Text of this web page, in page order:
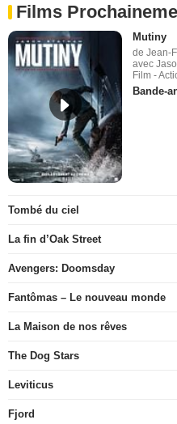
Films
Mutiny
de Jean-
avec
Film -
Bande-
Tombé du ciel
La fin d’Oak Street
Avengers: Doomsday
Fantômas – Le nouveau monde
La Maison de nos rêves
The Dog Stars
Leviticus
Fjord